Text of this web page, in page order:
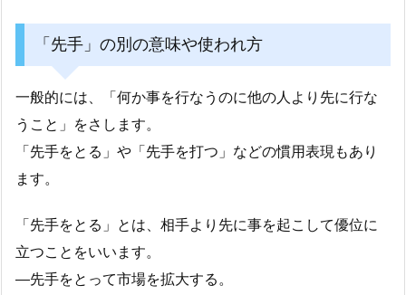
「先手」の別の意味や使われ方
一般的には、「何か事を行なうのに他の人より先に行な
うこと」をさします。
「先手をとる」や「先手を打つ」などの慣用表現もあり
ます。
「先手をとる」とは、相手より先に事を起こして優位に
立つことをいいます。
―先手をとって市場を拡大する。